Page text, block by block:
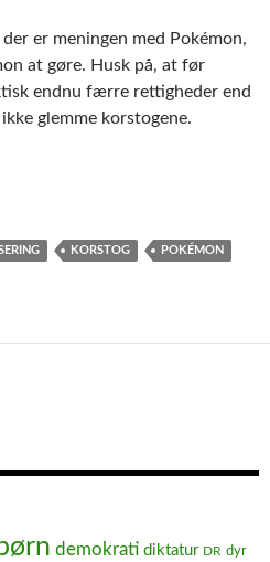
er meningen med Pokémon,
at gøre. Husk på, at før
endnu færre rettigheder end
glemme korstogene.
KORSTOG POKÉMON
demokrati diktatur DR dyr